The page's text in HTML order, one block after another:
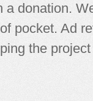
donation.
pocket. Ad
the